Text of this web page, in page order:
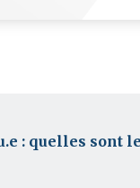
: quelles sont